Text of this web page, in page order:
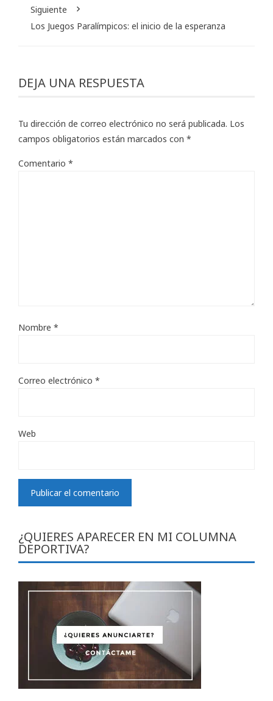
Siguiente
Los Juegos Paralímpicos: el inicio de la esperanza
DEJA UNA RESPUESTA
Tu dirección de correo electrónico no será publicada. Los
campos obligatorios están marcados con *
Comentario *
Nombre *
Correo electrónico *
Web
¿QUIERES APARECER EN MI COLUMNA
DEPORTIVA?